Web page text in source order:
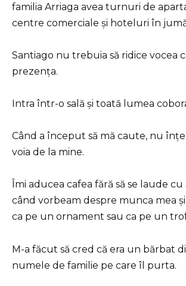
familia Arriaga avea turnuri de
centre comerciale și hoteluri în
Santiago nu trebuia să ridice vocea
prezența.
Intra într-o sală și toată lumea
Când a început să mă caute, nu
voia de la mine.
Îmi aducea cafea fără să se laude cu
când vorbeam despre munca mea
ca pe un ornament sau ca pe un
M-a făcut să cred că era un bărbat
numele de familie pe care îl purta.